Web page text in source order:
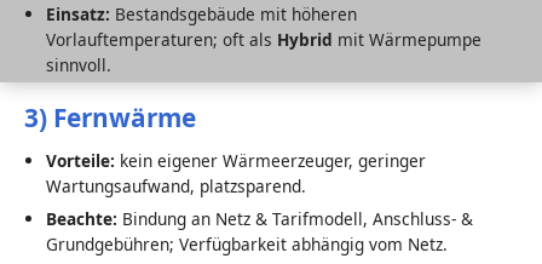
Einsatz: Bestandsgebäude mit höheren
Vorlauftemperaturen; oft als Hybrid mit Wärmepumpe
sinnvoll.
3) Fernwärme
Vorteile: kein eigener Wärmeerzeuger, geringer
Wartungsaufwand, platzsparend.
Beachte: Bindung an Netz & Tarifmodell, Anschluss- &
Grundgebühren; Verfügbarkeit abhängig vom Netz.